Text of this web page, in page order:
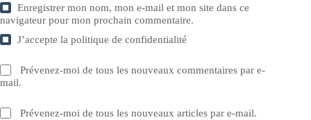
Enregistrer mon nom, mon e-mail et mon site dans ce
navigateur pour mon prochain commentaire.
J’accepte lapolitique de confidentialité
Prévenez-moi de tous les nouveaux commentaires par e-
mail.
Prévenez-moi de tous les nouveaux articles par e-mail.